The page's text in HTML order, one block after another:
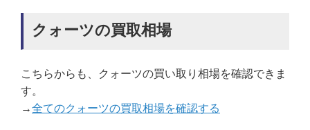
クォーツの買取相場
こちらからも、クォーツの買い取り相場を確認できま
す。
→全てのクォーツの買取相場を確認する